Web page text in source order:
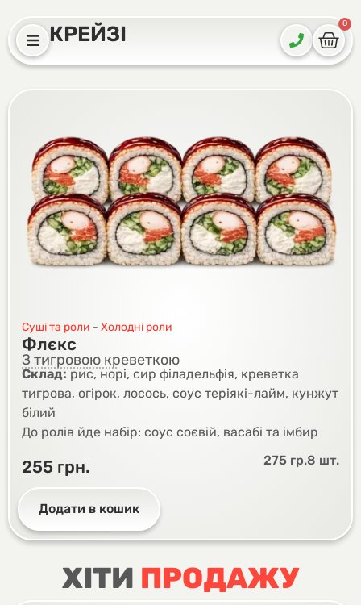
КРЕЙЗІ 0
Суші та роли - Холодні роли
Флєкс
З тигровою креветкою
Склад:рис, норі, сир філадельфія, креветка
тигрова, огірок, лосось, соус теріякі-лайм, кунжут
білий
До ролів йде набір: соус соєвій, васабі та імбир
255 грн. 275 гр.8 шт.
Додати в кошик
ХІТИ ПРОДАЖУ